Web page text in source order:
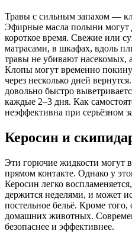
Травы с сильным запахом —
Эфирные масла полыни могут
короткое время. Свежие или
матрасами, в шкафах, вдоль
травы не убивают насекомых,
Клопы могут временно
через несколько дней
довольно быстро
каждые 2–3 дня. Как
неэффективна при серьёзном
Керосин и
Эти горючие жидкости могут
прямом контакте. Однако у
Керосин легко
держится неделями, и может
постельное бельё. Кроме
домашних животных.
безопаснее и эффективнее.